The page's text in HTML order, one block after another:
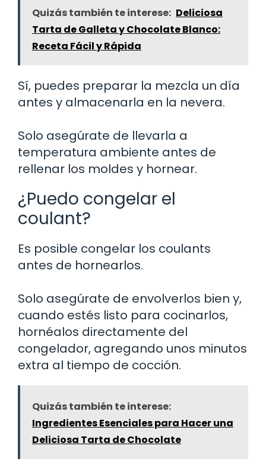
Quizás también te interese: Deliciosa
Tarta de Galleta y Chocolate Blanco:
Receta Fácil y Rápida
Sí, puedes preparar la mezcla un día
antes y almacenarla en la nevera.
Solo asegúrate de llevarla a
temperatura ambiente antes de
rellenar los moldes y hornear.
¿Puedo congelar el
coulant?
Es posible congelar los coulants
antes de hornearlos.
Solo asegúrate de envolverlos bien y,
cuando estés listo para cocinarlos,
hornéalos directamente del
congelador, agregando unos minutos
extra al tiempo de cocción.
Quizás también te interese:
Ingredientes Esenciales para Hacer una
Deliciosa Tarta de Chocolate